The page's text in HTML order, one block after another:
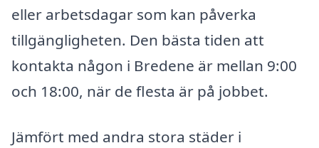
eller arbetsdagar som kan påverka
tillgängligheten. Den bästa tiden att
kontakta någon i Bredene är mellan 9:00
och 18:00, när de flesta är på jobbet.
Jämfört med andra stora städer i